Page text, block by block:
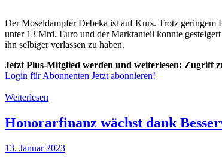
Der Moseldampfer Debeka ist auf Kurs. Trotz geringem
unter 13 Mrd. Euro und der Marktanteil konnte
ihn selbiger verlassen zu haben.
Jetzt Plus-Mitglied werden und weiterlesen: Zugriff
Login für Abonnenten Jetzt abonnieren!
Weiterlesen
Honorarfinanz wächst dank
13. Januar 2023